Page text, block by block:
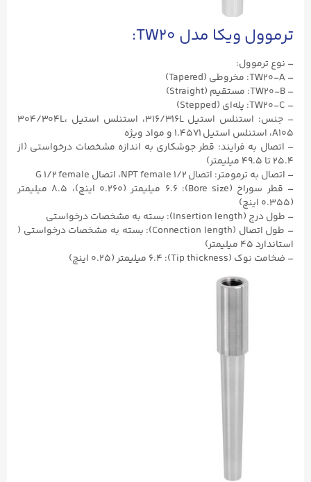
ترموول ویکا مدل TW20:
– نوع ترموول:
– TW20-A: مخروطی (Tapered)
– TW20-B: مستقیم (Straight)
– TW20-C: پله‌ای (Stepped)
– جنس: استنلس استیل ۳۱۶/316L، استنلس استیل ۳۰۴/304L،
A105، استنلس استیل ۱.۴۵۷۱ و مواد ویژه
– اتصال به فرایند: قطر جوشکاری به اندازه مشخصات درخواستی (از
۲۵.۴ تا ۴۹.۵ میلیمتر)
– اتصال به ترمومتر: اتصال ۱/۲ NPT female، اتصال G ۱/۲ female
– قطر سوراخ (Bore size): ۶.۶ میلیمتر (۰.۲۶۰ اینچ)، ۸.۵ میلیمتر
(۰.۳۵۵ اینچ)
– طول درج (Insertion length): بسته به مشخصات درخواستی
– طول اتصال (Connection length): بسته به مشخصات درخواستی (
استاندارد ۴۵ میلیمتر)
– ضخامت نوک (Tip thickness): ۶.۴ میلیمتر (۰.۲۵ اینچ)